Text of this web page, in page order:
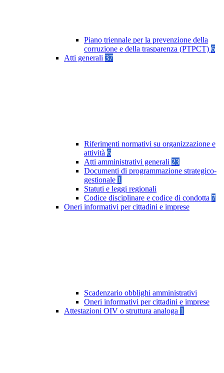
Piano triennale per la prevenzione della
corruzione e della trasparenza (PTPCT) 6
Atti generali 37
Riferimenti normativi su organizzazione e
attività 6
Atti amministrativi generali 23
Documenti di programmazione strategico-
gestionale 1
Statuti e leggi regionali
Codice disciplinare e codice di condotta 7
Oneri informativi per cittadini e imprese
Scadenzario obblighi amministrativi
Oneri informativi per cittadini e imprese
Attestazioni OIV o struttura analoga 1